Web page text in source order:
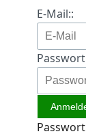
E-Mail::